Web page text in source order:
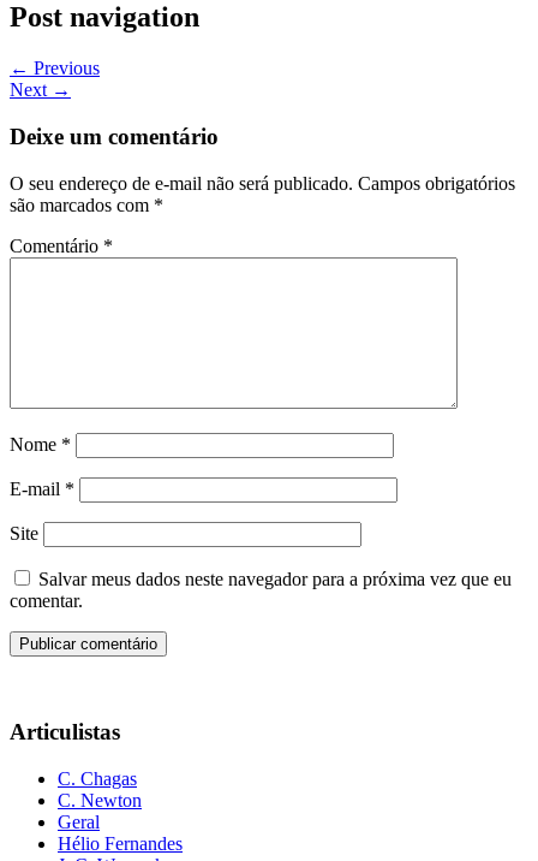
Post navigation
← Previous
Next →
Deixe um comentário
O seu endereço de e-mail não será publicado. Campos obrigatórios
são marcados com *
Comentário *
Nome *
E-mail *
Site
Salvar meus dados neste navegador para a próxima vez que eu
comentar.
Articulistas
C. Chagas
C. Newton
Geral
Hélio Fernandes